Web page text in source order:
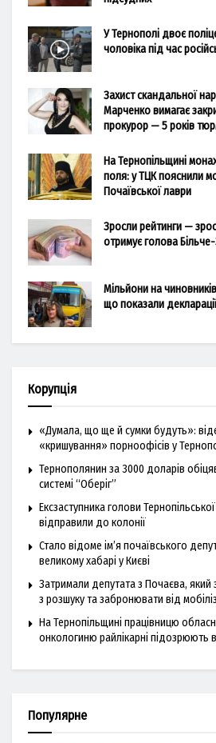
У Тернополі двоє
чоловіка під час
Захист скандальної
Марченко вимагає
прокурор — 5 років
На Тернопільщині
поля: у ТЦК пояснили
Почаївської лаври
Зросли рейтинги —
отримує голова
Мільйони на
що показали
Корупція
«Думала, що ще й сумки будуть»:
«кришування» порноофісів у
Тернополянин за 3000 доларів
системі “Оберіг”
Ексзаступника голови
відправили до колонії
Стало відоме ім’я почаївського
великому хабарі у Києві
Затримали депутата з Почаєва, який
з розшуку та забронювати від
На Тернопільщині працівницю
онкологиню райлікарні підозрюють
Популярне